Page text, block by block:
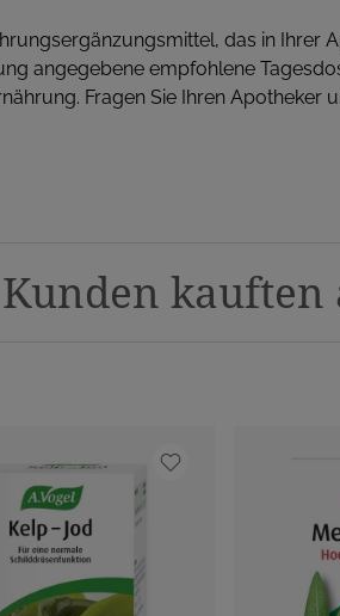
das in Ihrer
angegebene empfohlene
Fragen Sie Ihren Apotheker
Kunden kauften